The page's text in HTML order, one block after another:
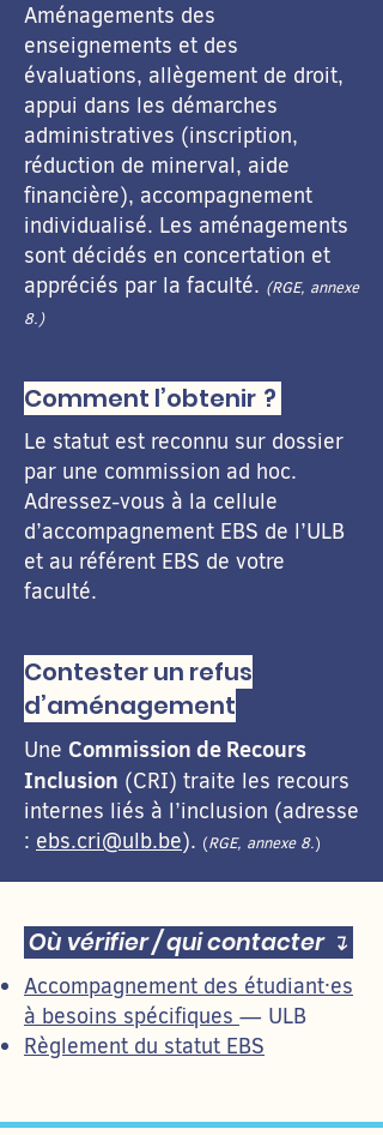
Aménagements des
enseignements et des
évaluations, allègement de droit,
appui dans les démarches
administratives (inscription,
réduction de minerval, aide
financière), accompagnement
individualisé. Les aménagements
sont décidés en concertation et
appréciés par la faculté. (RGE, annexe
8.)
Comment l’obtenir ?
Le statut est reconnu sur dossier
par une commission ad hoc.
Adressez-vous à la cellule
d’accompagnement EBS de l’ULB
et au référent EBS de votre
faculté.
Contester un refus
d’aménagement
Une Commission de Recours
Inclusion (CRI) traite les recours
internes liés à l’inclusion (adresse
: ebs.cri@ulb.be). (RGE, annexe 8.)
Où vérifier / qui contacter ↴
Accompagnement des étudiant·es
à besoins spécifiques — ULB
Règlement du statut EBS